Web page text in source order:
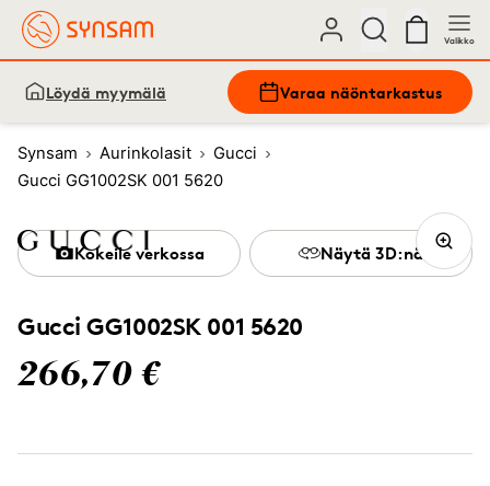
Valikko
Löydä myymälä Varaa näöntarkastus
Synsam Aurinkolasit
Gucci
Gucci GG1002SK 001 5620
Gucci GG1002SK 001 5620
266,70 €
Kokeile verkossa Näytä 3D:nä